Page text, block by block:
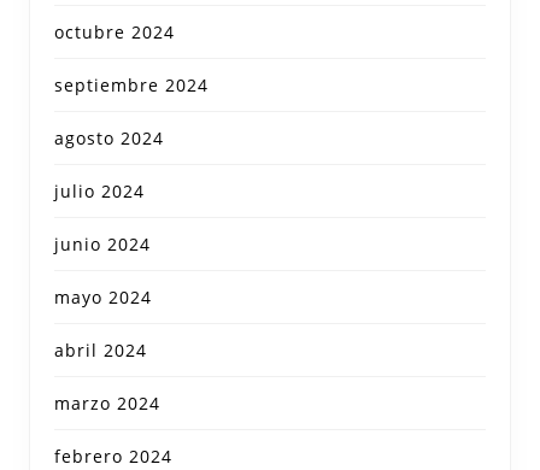
octubre 2024
septiembre 2024
agosto 2024
julio 2024
junio 2024
mayo 2024
abril 2024
marzo 2024
febrero 2024